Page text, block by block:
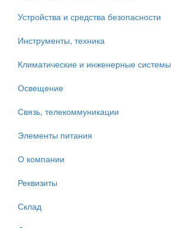
Устройства и средства безопасности
Инструменты, техника
Климатические и инженерные системы
Освещение
Связь, телекоммуникации
Элементы питания
О компании
Реквизиты
Склад